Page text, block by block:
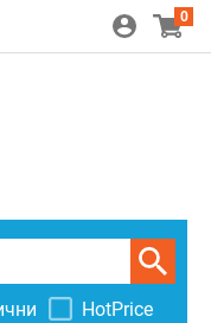
0
HotPrice